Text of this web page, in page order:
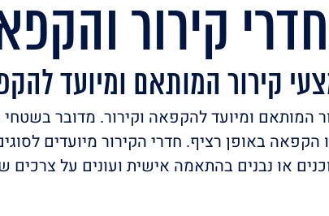
קירור
קירור המותאם ומיועד
המותאם ומיועד להקפאה וקירור. מדובר בשטחי
הקפאה באופן רציף. חדרי הקירור מיועדים
או נבנים בהתאמה אישית ועונים על צרכים